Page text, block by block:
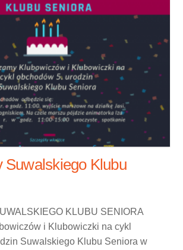
Suwalskiego Klubu
KLUBU SENIORA
i Klubowiczki na cykl
Suwalskiego Klubu Seniora w